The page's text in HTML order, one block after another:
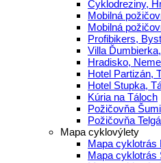
Cyklodreziny,
Mobilná
Mobilná
Profibikers,
Villa
Hradisko,
Hotel Partizán,
Hotel Stupka,
Kúria na Táloch
Požičovňa
Požičovňa
Mapa cyklovýlety
Mapa cyklotrás
Mapa cyklotrás